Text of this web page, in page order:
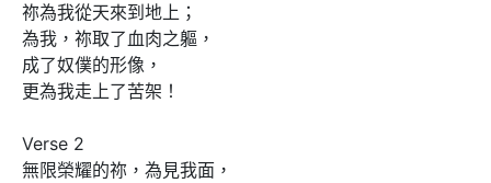
祢為我從天來到地上；
為我，祢取了血肉之軀，
成了奴僕的形像，
更為我走上了苦架！
Verse 2
無限榮耀的祢，為見我面，